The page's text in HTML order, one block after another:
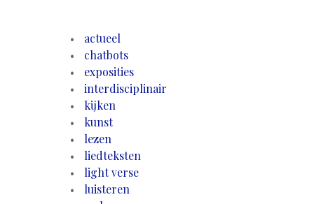
actueel
chatbots
exposities
interdisciplinair
kijken
kunst
lezen
liedteksten
light verse
luisteren